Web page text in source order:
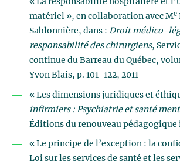
matériel », en collaboration avec Me
Sablonnière, dans : Droit médico-
responsabilité des chirurgiens,
continue du Barreau du Québec,
Yvon Blais, p. 101-122, 2011
« Les dimensions juridiques et
infirmiers : Psychiatrie et santé
Éditions du renouveau pédagogique
« Le principe de l’exception : la
Loi sur les services de santé et les